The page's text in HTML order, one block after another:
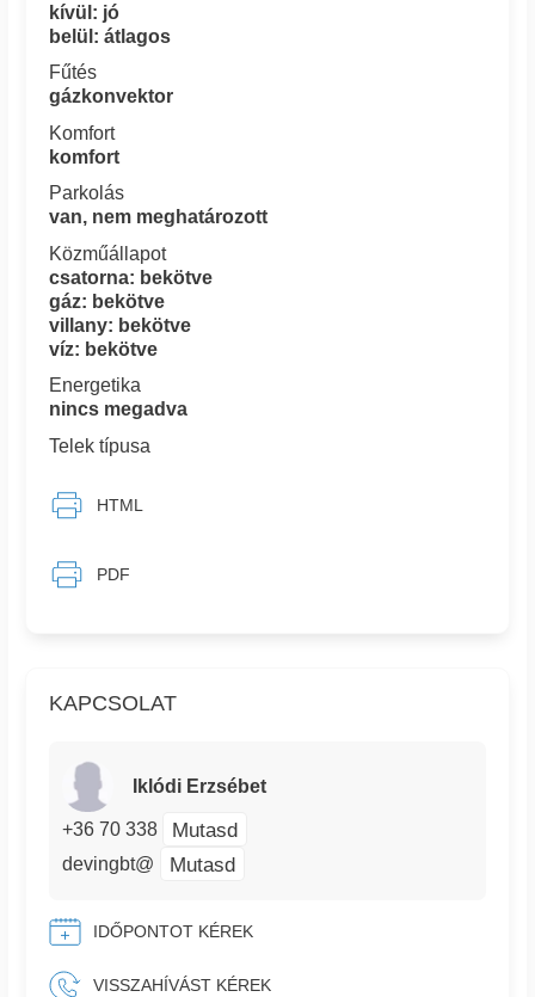
KAPCSOLAT
Iklódi Erzsébet
+36 70 338 Mutasd
devingbt@ Mutasd
IDŐPONTOT KÉREK
VISSZAHÍVÁST KÉREK
kívül: jó
belül: átlagos
Fűtés
gázkonvektor
Komfort
komfort
Parkolás
van, nem meghatározott
Közműállapot
csatorna: bekötve
gáz: bekötve
villany: bekötve
víz: bekötve
Energetika
nincs megadva
Telek típusa
HTML
PDF